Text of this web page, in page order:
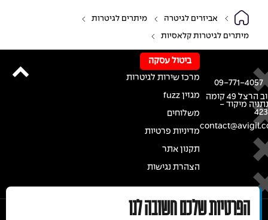
אביזרים לגיטרה מיתרים לגיטרות
מיתרים לגיטרות קלאסיות
רחוב הרצל 49 קומה
מיקוד -
09-771-4057
ביטול עסקה
מרכז שירות לגיטרות
מגזין fuzz
משלוחים
מדיניות פרטיות
תקנון אתר
הצהרת נגישות
הפרטיות שלכם חשובה לנו